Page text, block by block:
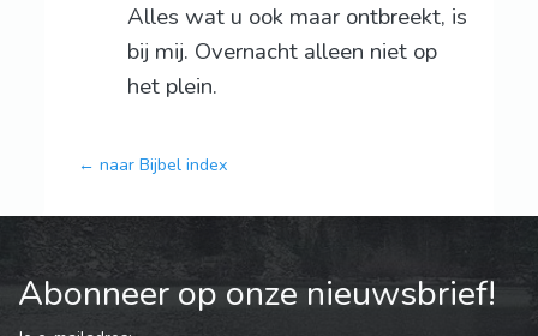
Alles wat u ook maar ontbreekt, is
bij mij. Overnacht alleen niet op
het plein.
← naar Bijbel index
Abonneer op onze nieuwsbrief!